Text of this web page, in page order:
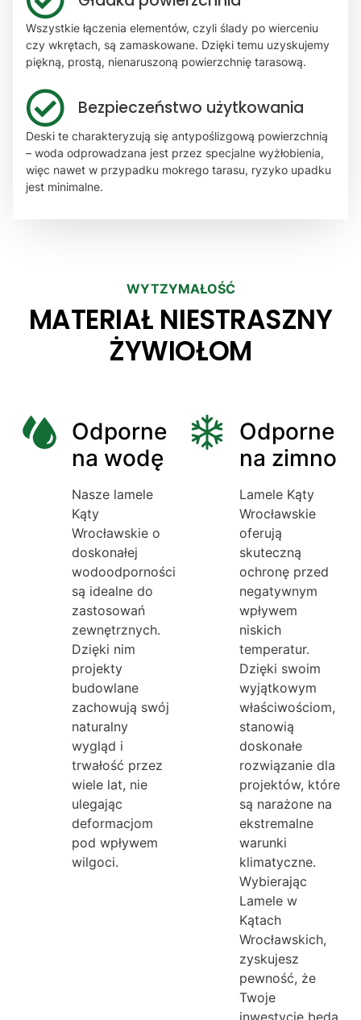
Wszystkie łączenia elementów, czyli ślady po wierceniu
czy wkrętach, są zamaskowane. Dzięki temu uzyskujemy
piękną, prostą, nienaruszoną powierzchnię tarasową.
Bezpieczeństwo użytkowania
Deski te charakteryzują się antypoślizgową powierzchnią
– woda odprowadzana jest przez specjalne wyżłobienia,
więc nawet w przypadku mokrego tarasu, ryzyko upadku
jest minimalne.
WYTZYMAŁOŚĆ
MATERIAŁ NIESTRASZNY
ŻYWIOŁOM
Odporne
na wodę
Nasze lamele
Kąty
Wrocławskie o
doskonałej
wodoodporności
są idealne do
zastosowań
zewnętrznych.
Dzięki nim
projekty
budowlane
zachowują swój
naturalny
wygląd i
trwałość przez
wiele lat, nie
ulegając
deformacjom
pod wpływem
wilgoci.
Odporne
na zimno
Lamele Kąty
Wrocławskie
oferują
skuteczną
ochronę przed
negatywnym
wpływem
niskich
temperatur.
Dzięki swoim
wyjątkowym
właściwościom,
stanowią
doskonałe
rozwiązanie dla
projektów, które
są narażone na
ekstremalne
warunki
klimatyczne.
Wybierając
Lamele w
Kątach
Wrocławskich,
zyskujesz
pewność, że
Twoje